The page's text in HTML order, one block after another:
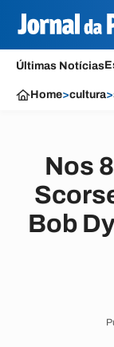
Últimas Notícias
Home>cultura>
Nos
Bob